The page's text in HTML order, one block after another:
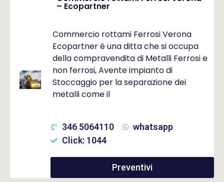
– Ecopartner
Commercio rottami Ferrosi Verona
Ecopartner è una ditta che si occupa
della compravendita di Metalli Ferrosi e
non ferrosi, Avente impianto di
Stoccaggio per la separazione dei
metalli come il
346 5064110
whatsapp
Click: 1044
Preventivi